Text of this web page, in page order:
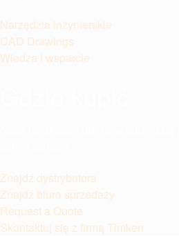
Narzędzia inżynierskie
CAD Drawings
Wiedza i wsparcie
Nasz lokalizator punktów
Znajdź dystrybutora
Znajdź biuro sprzedaży
Request a Quote
Skontaktuj się z firmą Timken